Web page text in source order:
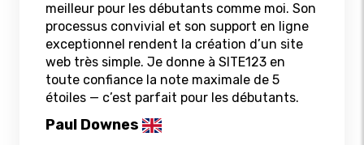
meilleur pour les débutants comme moi. Son
processus convivial et son support en ligne
exceptionnel rendent la création d’un site
web très simple. Je donne à SITE123 en
toute confiance la note maximale de 5
étoiles — c’est parfait pour les débutants.
Paul Downes